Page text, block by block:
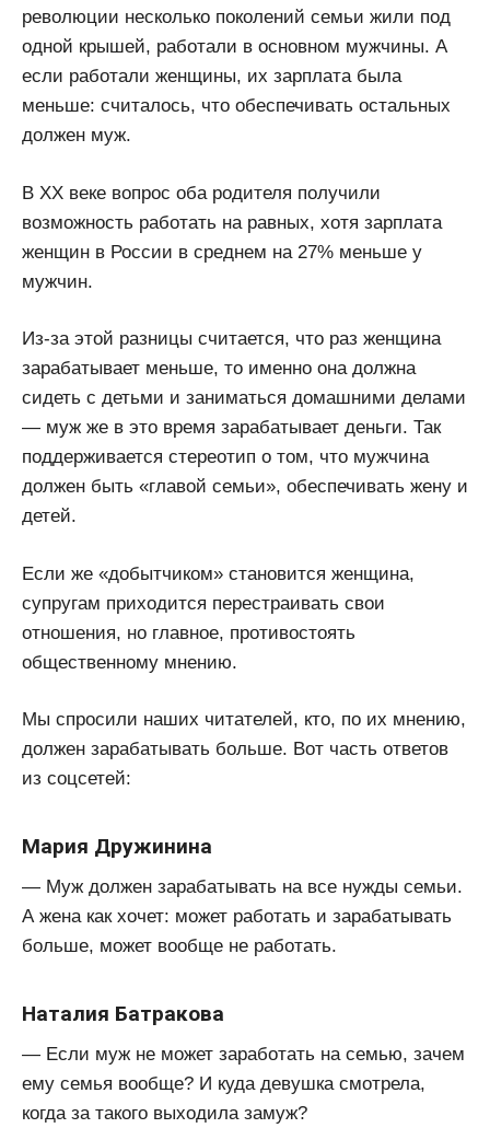
революции несколько поколений семьи жили под
одной крышей, работали в основном мужчины. А
если работали женщины, их зарплата была
меньше: считалось, что обеспечивать остальных
должен муж.
В XX веке вопрос оба родителя получили
возможность работать на равных, хотя зарплата
женщин в России в среднем на 27% меньше у
мужчин.
Из-за этой разницы считается, что раз женщина
зарабатывает меньше, то именно она должна
сидеть с детьми и заниматься домашними делами
— муж же в это время зарабатывает деньги. Так
поддерживается стереотип о том, что мужчина
должен быть «главой семьи», обеспечивать жену и
детей.
Если же «добытчиком» становится женщина,
супругам приходится перестраивать свои
отношения, но главное, противостоять
общественному мнению.
Мы спросили наших читателей, кто, по их мнению,
должен зарабатывать больше. Вот часть ответов
из соцсетей:
Мария Дружинина
— Муж должен зарабатывать на все нужды семьи.
А жена как хочет: может работать и зарабатывать
больше, может вообще не работать.
Наталия Батракова
— Если муж не может заработать на семью, зачем
ему семья вообще? И куда девушка смотрела,
когда за такого выходила замуж?